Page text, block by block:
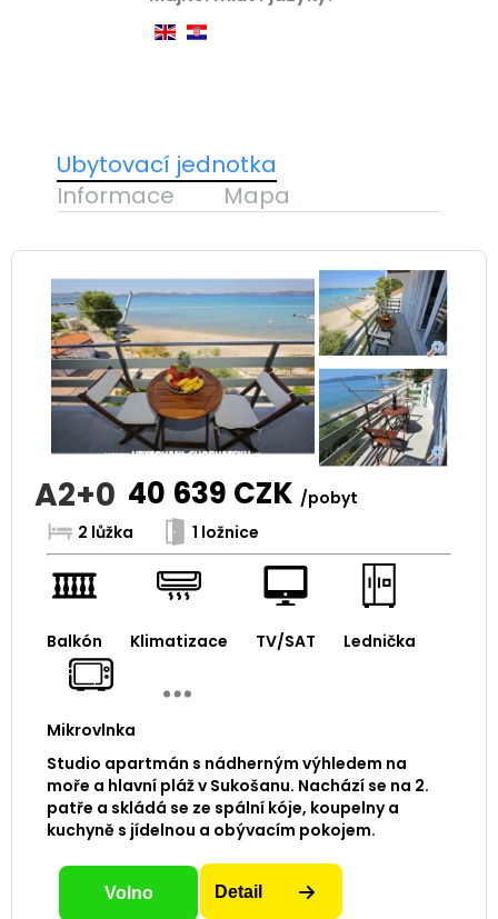
Ubytovací jednotka
Informace
Mapa
A2+0 40 639 CZK /pobyt
2 lůžka
1 ložnice
Balkón Klimatizace TV/SAT Lednička
Mikrovlnka
Studio apartmán s nádherným výhledem na
moře a hlavní pláž v Sukošanu. Nachází se na 2.
patře a skládá se ze spální kóje, koupelny a
kuchyně s jídelnou a obývacím pokojem.
Volno Detail